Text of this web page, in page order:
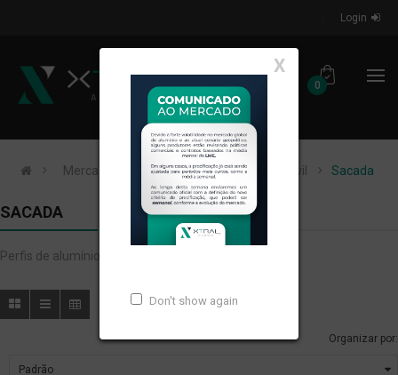
Login
0
X
Don't show again
Mercados de Atuação Construção Civil Sacada
SACADA
Perfis de alumínio extrudados para SACADA.
Organizar por: